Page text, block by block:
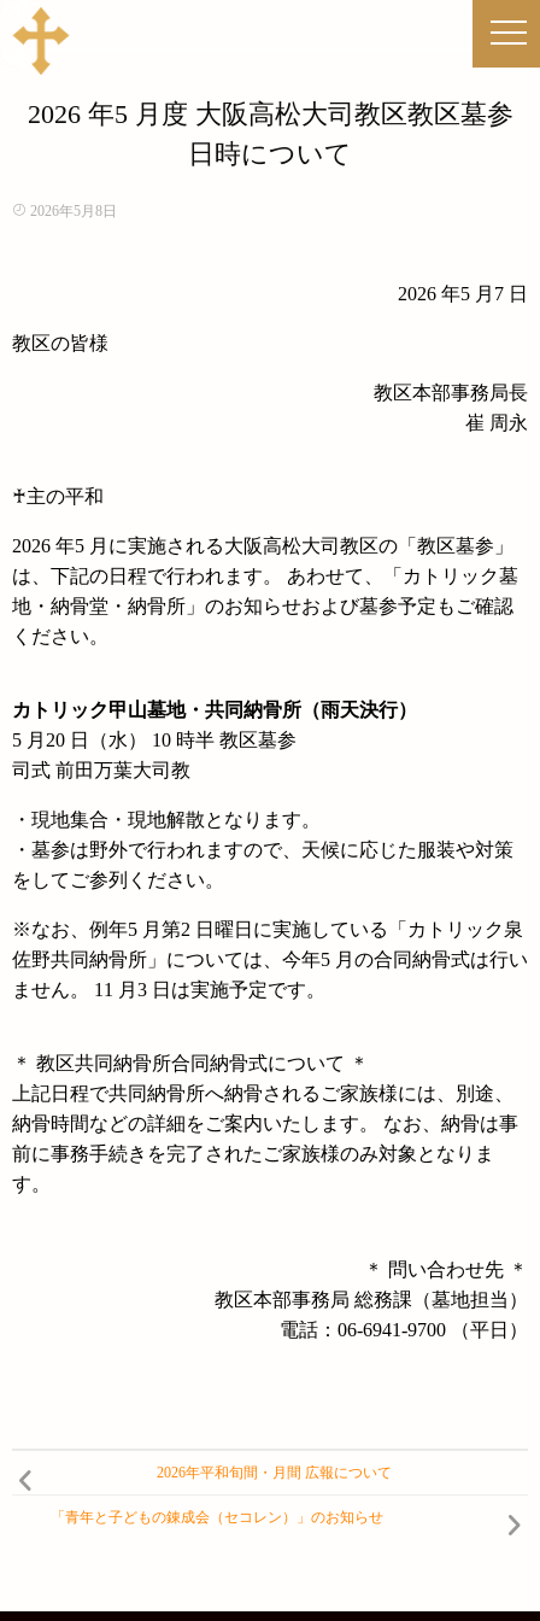
2026 年5 月度 大阪高松大司教区教区墓参
日時について
2026年5月8日
2026 年5 月7 日
教区の皆様
教区本部事務局長
崔 周永
♰主の平和
2026 年5 月に実施される大阪高松大司教区の「教区墓参」
は、下記の日程で行われます。 あわせて、「カトリック墓
地・納骨堂・納骨所」のお知らせおよび墓参予定もご確認
ください。
カトリック甲山墓地・共同納骨所（雨天決行）
5 月20 日（水） 10 時半 教区墓参
司式 前田万葉大司教
・現地集合・現地解散となります。
・墓参は野外で行われますので、天候に応じた服装や対策
をしてご参列ください。
※なお、例年5 月第2 日曜日に実施している「カトリック泉
佐野共同納骨所」については、今年5 月の合同納骨式は行い
ません。 11 月3 日は実施予定です。
＊ 教区共同納骨所合同納骨式について ＊
上記日程で共同納骨所へ納骨されるご家族様には、別途、
納骨時間などの詳細をご案内いたします。 なお、納骨は事
前に事務手続きを完了されたご家族様のみ対象となりま
す。
＊ 問い合わせ先 ＊
教区本部事務局 総務課（墓地担当）
電話：06-6941-9700 （平日）
2026年平和旬間・月間 広報について
「青年と子どもの錬成会（セコレン）」のお知らせ